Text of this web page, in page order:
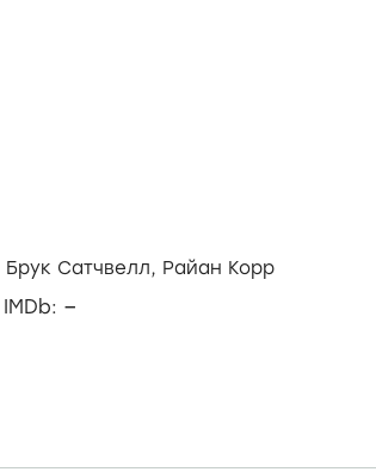
Брук Сатчвелл, Райан Корр
IMDb: –